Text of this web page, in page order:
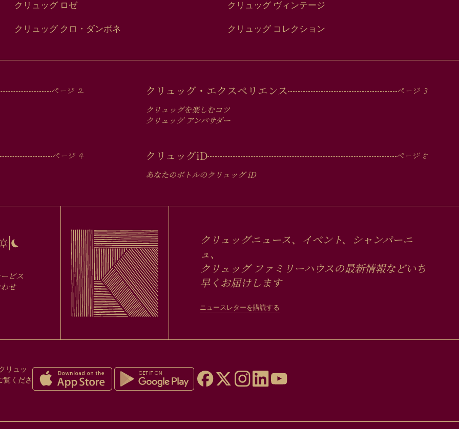
クリュッグ ロゼ クリュッグ ヴィンテージ
クリュッグ クロ・ダンボネ クリュッグ コレクション
クリュッグ・エクスペリエンス
クリュッグを楽しむコツ
クリュッグ アンバサダー
クリュッグiD
あなたのボトルのクリュッグiD
クリュッグニュース、イベント、シャンパーニ
ュ、
クリュッグ ファミリーハウスの最新情報などいち
早くお届けします
ニュースレターを購読する
ビス
せ
リュッ
覧くださ